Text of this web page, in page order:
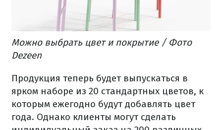
Можно выбрать цвет и покрытие / Фото
Dezeen
Продукция теперь будет выпускаться в
ярком наборе из 20 стандартных цветов, к
которым ежегодно будут добавлять цвет
года. Однако клиенты могут сделать